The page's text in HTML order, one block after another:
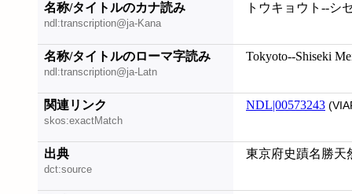
名称/タイトルのカナ読み
ndl:transcription@ja-Kana
トウキョウト--シ
名称/タイトルのローマ字読み
ndl:transcription@ja-Latn
Tokyoto--Shiseki
関連リンク
skos:exactMatch
NDL|00573243
出典
dct:source
東京府史蹟名勝天